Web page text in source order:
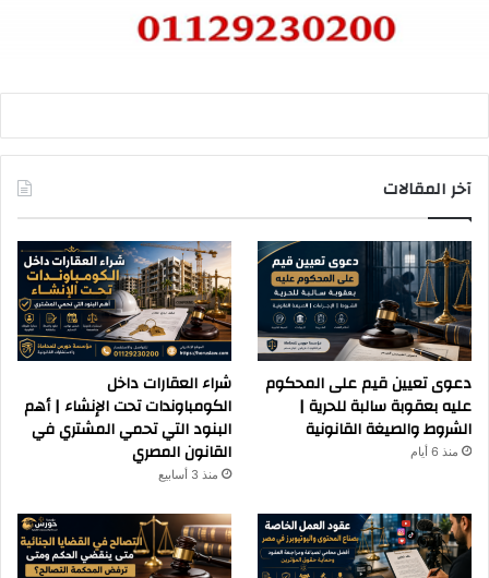
آخر المقالات
دعوى تعيين قيم على المحكوم
عليه بعقوبة سالبة للحرية |
الشروط والصيغة القانونية
منذ 6 أيام
شراء العقارات داخل
الكومباوندات تحت الإنشاء | أهم
البنود التي تحمي المشتري في
القانون المصري
منذ 3 أسابيع